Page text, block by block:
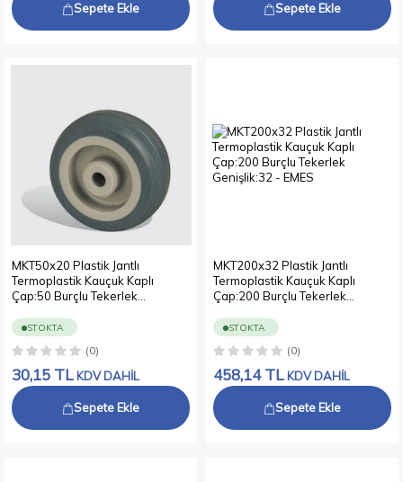
Sepete Ekle Sepete Ekle
MKT50x20 Plastik Jantlı
Termoplastik Kauçuk Kaplı
Çap:50 Burçlu Tekerlek
STOKTA
(0)
30,15 TL KDV DAHİL
Sepete Ekle
MKT200x32 Plastik Jantlı
Termoplastik Kauçuk Kaplı
Çap:200 Burçlu Tekerlek
STOKTA
(0)
458,14TL KDV DAHİL
Sepete Ekle